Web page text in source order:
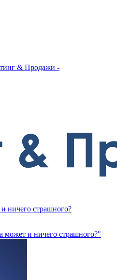
& Продажи -
ничего страшного?
может и ничего страшного?"